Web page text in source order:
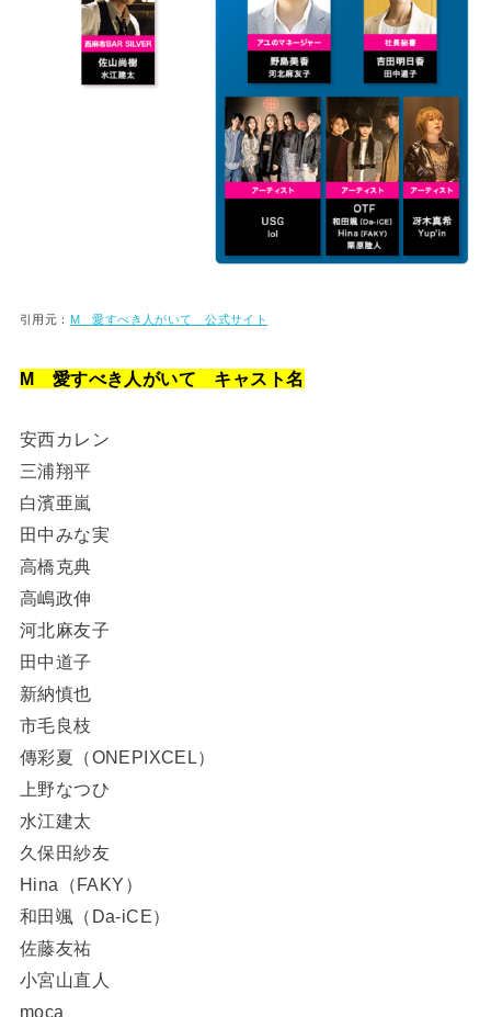
引用元： M 愛すべき人がいて 公式サイト
M 愛すべき人がいて キャスト名
安西カレン
三浦翔平
白濱亜嵐
田中みな実
高橋克典
高嶋政伸
河北麻友子
田中道子
新納慎也
市毛良枝
傳彩夏（ONEPIXCEL）
上野なつひ
水江建太
久保田紗友
Hina （FAKY ）
和田颯（ Da-iCE）
佐藤友祐
小宮山直人
moca